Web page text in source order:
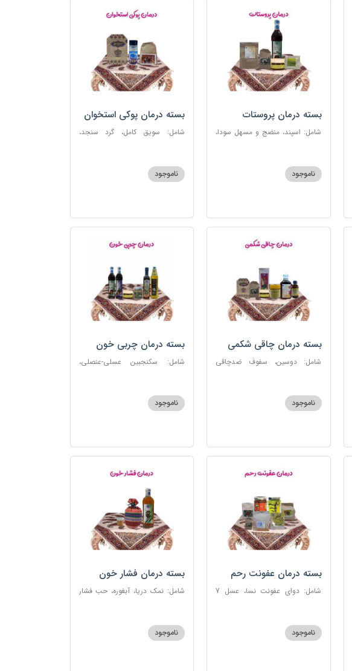
بسته درمان پروستات
شامل: اسپند، منضج و مسهل سودا،
ناموجود
بسته درمان پوکی استخوان
شامل: سویق کامل، گرد سنجد،
ناموجود
بسته درمان چاقی شکمی
شامل: دوسین، سفوف ضدچاقی
ناموجود
بسته درمان چربی خون
شامل: سکنجبین عسلی-عنصلی،
ناموجود
بسته درمان عفونت رحم
شامل: دوای عفونت نسا، عسل 7
اعلاناموجود
بسته درمان فشار خون
شامل: نمک دریا، آبغوره، حب فشار
ناموجود